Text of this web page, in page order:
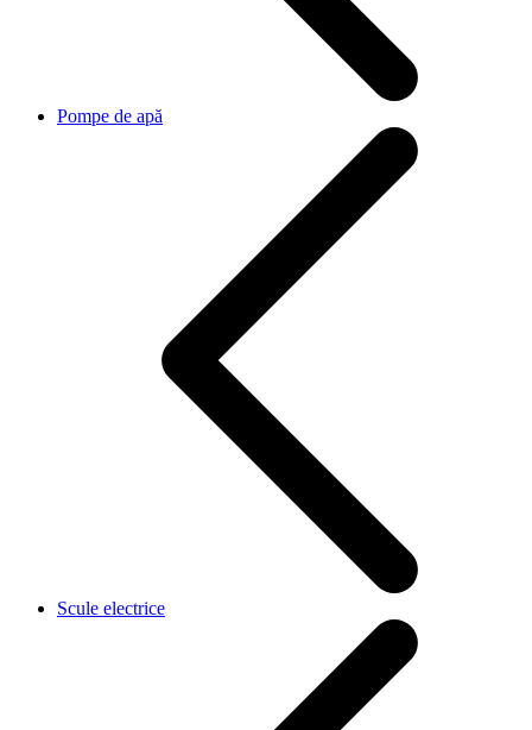
Pompe de apă
Scule electrice